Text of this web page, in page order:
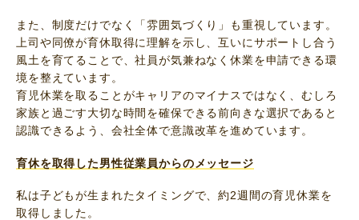
また、制度だけでなく「雰囲気づくり」も重視しています。
上司や同僚が育休取得に理解を示し、互いにサポートし合う
風土を育てることで、社員が気兼ねなく休業を申請できる環
境を整えています。
育児休業を取ることがキャリアのマイナスではなく、むしろ
家族と過ごす大切な時間を確保できる前向きな選択であると
認識できるよう、会社全体で意識改革を進めています。
育休を取得した男性従業員からのメッセージ
私は子どもが生まれたタイミングで、約2週間の育児休業を
取得しました。